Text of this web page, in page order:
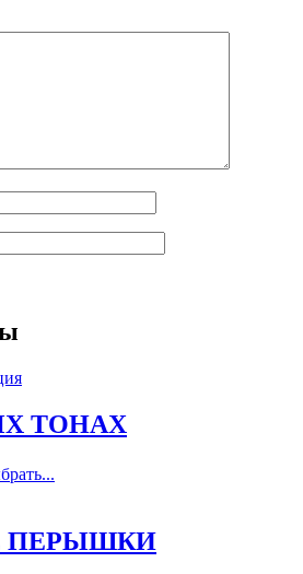
ТОНАХ
ПЕРЫШКИ